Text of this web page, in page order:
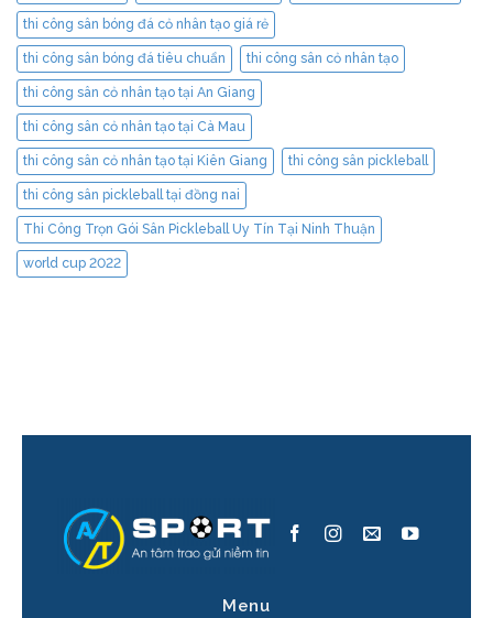
thi công sân bóng đá cỏ nhân tạo giá rẻ
thi công sân bóng đá tiêu chuẩn thi công sân cỏ nhân tạo
thi công sân cỏ nhân tạo tại An Giang
thi công sân cỏ nhân tạo tại Cà Mau
thi công sân cỏ nhân tạo tại Kiên Giang thi công sân pickleball
thi công sân pickleball tại đồng nai
Thi Công Trọn Gói Sân Pickleball Uy Tín Tại Ninh Thuận
world cup 2022
Menu